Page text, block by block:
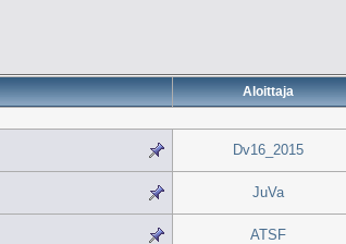
Aloittaja
Dv16_2015
JuVa
ATSF